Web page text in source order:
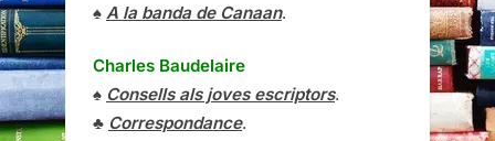
♠ A la banda de Canaan.
Charles Baudelaire
♠ Consells als joves escriptors.
♣ Correspondance.